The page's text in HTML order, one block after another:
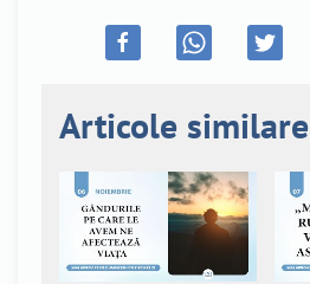
Articole similare